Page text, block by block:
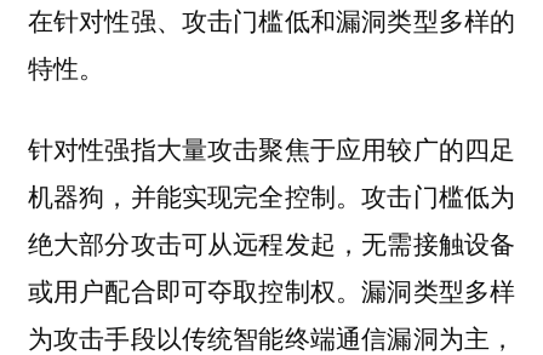
在针对性强、攻击门槛低和漏洞类型多样的
特性。
针对性强指大量攻击聚焦于应用较广的四足
机器狗，并能实现完全控制。攻击门槛低为
绝大部分攻击可从远程发起，无需接触设备
或用户配合即可夺取控制权。漏洞类型多样
为攻击手段以传统智能终端通信漏洞为主，